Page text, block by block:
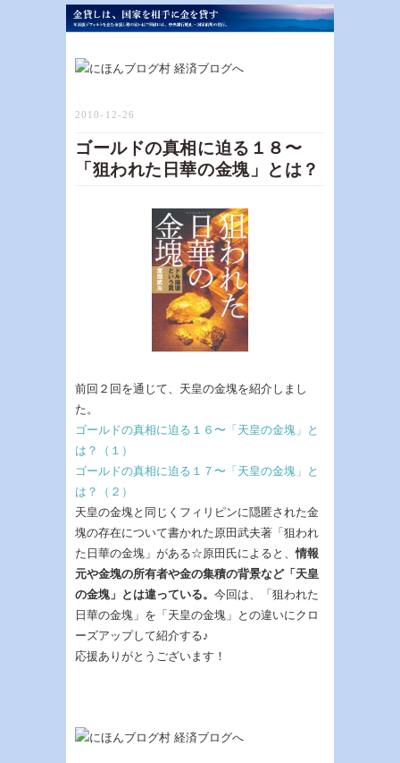
2010-12-26
ゴールドの真相に迫る１８〜
「狙われた日華の金塊」とは？
前回２回を通じて、天皇の金塊を紹介しまし
た。
ゴールドの真相に迫る１６〜「天皇の金塊」と
は？（１）
ゴールドの真相に迫る１７〜「天皇の金塊」と
は？（２）
天皇の金塊と同じくフィリピンに隠匿された金
塊の存在について書かれた原田武夫著「狙われ
た日華の金塊」がある☆原田氏によると、情報
元や金塊の所有者や金の集積の背景など「天皇
の金塊」とは違っている。 今回は、「狙われた
日華の金塊」を「天皇の金塊」との違いにクロ
ーズアップして紹介する♪
応援ありがとうございます！